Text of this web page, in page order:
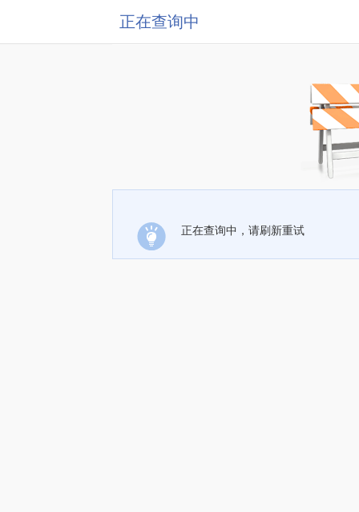
正在查询中
正在查询中，请刷新重试